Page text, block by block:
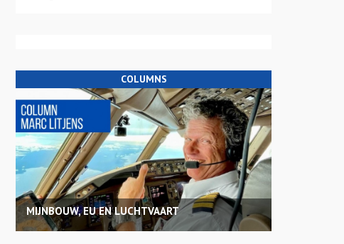
COLUMNS
MIJNBOUW, EU EN LUCHTVAART